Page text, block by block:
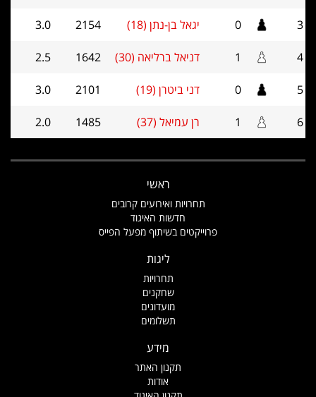
3
0 יגאל בן-נתן (18) 2154
3.0
4
1 דניאל ברליאה (30) 1642
2.5
5
0 דני ביטרן (19) 2101
3.0
6
1 רן עמיאל (37) 1485
2.0
ראשי
תחרויות ואירועים קרובים
חדשות האיגוד
פרוייקטים בשיתוף מפעל הפייס
ליגות
תחרויות
שחקנים
מועדונים
תשלומים
מידע
תקנון האתר
אודות